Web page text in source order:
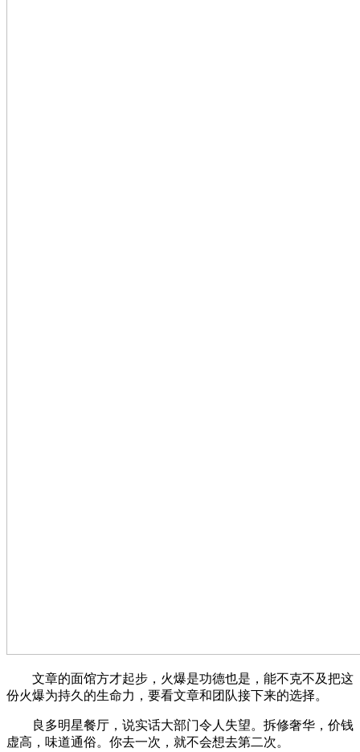
文章的面馆方才起步，火爆是功德也是，能不克不及把这
份火爆为持久的生命力，要看文章和团队接下来的选择。
良多明星餐厅，说实话大部门令人失望。拆修奢华，价钱
虚高，味道通俗。你去一次，就不会想去第二次。